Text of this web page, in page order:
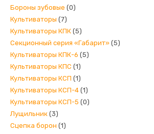
Бороны зубовые (0)
Культиваторы (7)
Культиваторы КПК (5)
Секционный серия «Габарит» (5)
Культиваторы КПК-6 (5)
Культиваторы КПС (1)
Культиваторы КСП (1)
Культиваторы КСП-4 (1)
Культиваторы КСП-5 (0)
Лущильник (3)
Сцепка борон (1)